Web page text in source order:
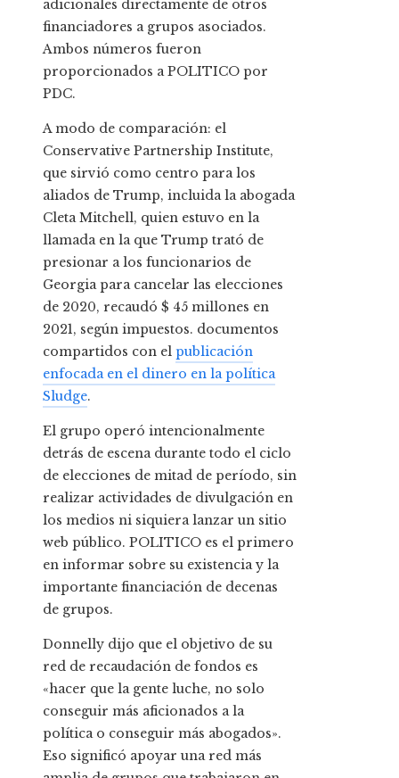
adicionales directamente de otros
financiadores a grupos asociados.
Ambos números fueron
proporcionados a POLITICO por
PDC.
A modo de comparación: el
Conservative Partnership Institute,
que sirvió como centro para los
aliados de Trump, incluida la abogada
Cleta Mitchell, quien estuvo en la
llamada en la que Trump trató de
presionar a los funcionarios de
Georgia para cancelar las elecciones
de 2020, recaudó $ 45 millones en
2021, según impuestos. documentos
compartidos con el publicación
enfocada en el dinero en la política
Sludge.
El grupo operó intencionalmente
detrás de escena durante todo el ciclo
de elecciones de mitad de período, sin
realizar actividades de divulgación en
los medios ni siquiera lanzar un sitio
web público. POLITICO es el primero
en informar sobre su existencia y la
importante financiación de decenas
de grupos.
Donnelly dijo que el objetivo de su
red de recaudación de fondos es
«hacer que la gente luche, no solo
conseguir más aficionados a la
política o conseguir más abogados».
Eso significó apoyar una red más